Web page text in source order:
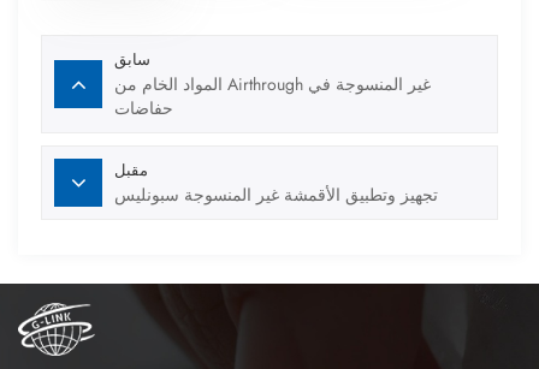
سابق
المواد الخام من Airthrough غير المنسوجة في
حفاضات
مقبل
تجهيز وتطبيق الأقمشة غير المنسوجة سبونليس